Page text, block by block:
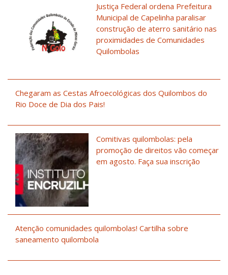
Justiça Federal ordena Prefeitura
Municipal de Capelinha paralisar
construção de aterro sanitário nas
proximidades de Comunidades
Quilombolas
Chegaram as Cestas Afroecológicas dos Quilombos do
Rio Doce de Dia dos Pais!
Comitivas quilombolas: pela
promoção de direitos vão começar
em agosto. Faça sua inscrição
Atenção comunidades quilombolas! Cartilha sobre
saneamento quilombola